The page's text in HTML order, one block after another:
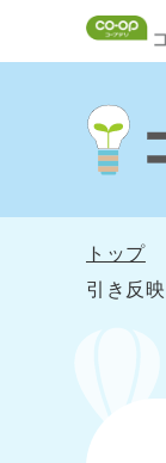
トップ
引き反